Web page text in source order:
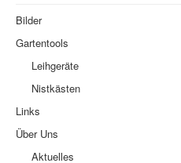
Bilder
Gartentools
Leihgeräte
Nistkästen
Links
Über Uns
Aktuelles